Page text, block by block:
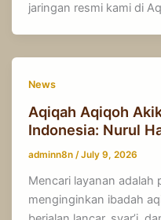
jaringan resmi kami di
News
Aqiqah Aqiqoh
Indonesia: Nurul
adminn8n/July 9, 2026
Mencari layanan adalah
menginginkan ibadah